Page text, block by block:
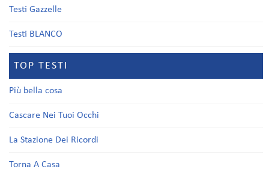
Testi Gazzelle
Testi BLANCO
TOP TESTI
Più bella cosa
Cascare Nei Tuoi Occhi
La Stazione Dei Ricordi
Torna A Casa